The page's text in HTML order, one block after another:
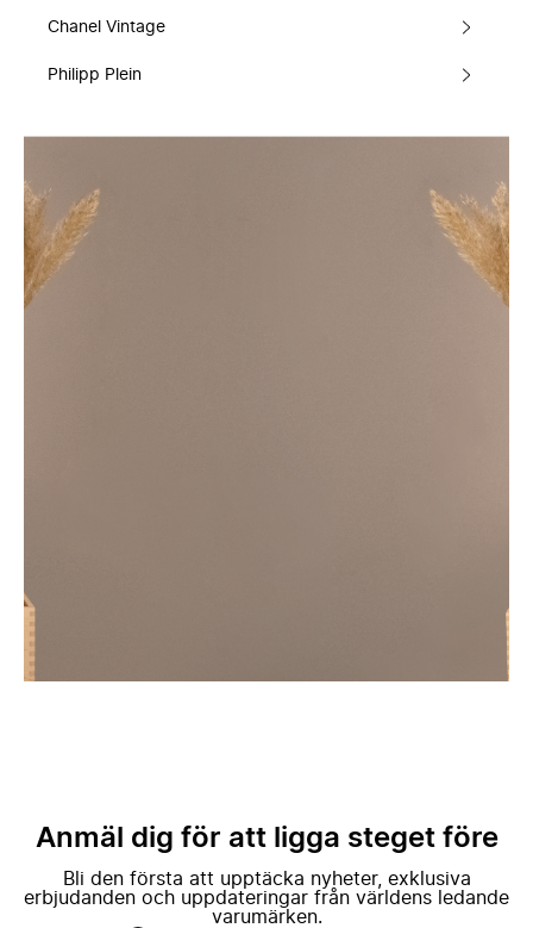
Chanel Vintage
Philipp Plein
Anmäl dig för att ligga steget före
Bli den första att upptäcka nyheter, exklusiva
erbjudanden och uppdateringar från världens ledande
varumärken.